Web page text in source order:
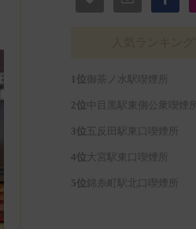
御茶ノ水駅喫煙所
中目黒駅東側公衆喫煙所
五反田駅東口喫煙所
大宮駅東口喫煙所
錦糸町駅北口喫煙所